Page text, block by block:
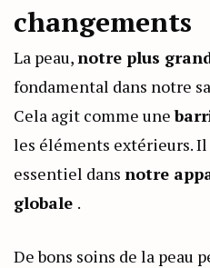
changements
La peau,notre plus
fondamental dans notre
Cela agit comme une
les éléments extérieurs.
essentiel dans notre
globale .
De bons soins de la peau